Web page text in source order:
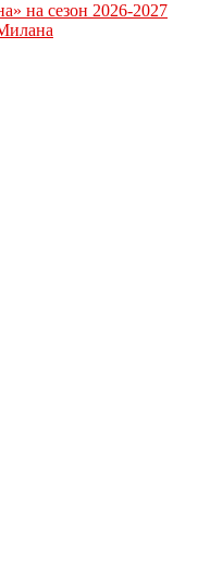
на сезон 2026-2027